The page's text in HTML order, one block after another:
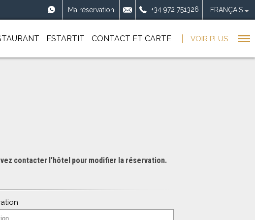
Ma réservation +34 972 751326 FRANÇAIS
ESTARTIT CONTACT ET CARTE VOIR PLUS
contacter l'hôtel pour modifier la réservation.